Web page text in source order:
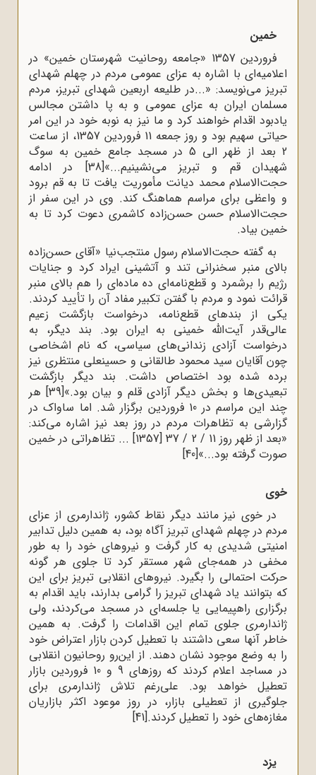
خمین
فروردین 1357 «جامعه روحانیت شهرستان خمین» در
اعلامیه‌ای با اشاره به عزای عمومی مردم در چهلم شهدای
تبریز می‌نویسد: «...در طلیعه اربعین شهدای تبریز، مردم
مسلمان ایران به عزای عمومی و به پا داشتن مجالس
یادبود اقدام خواهند کرد و ما نیز به نوبه خود در این امر
حیاتی سهیم بود و روز جمعه 11 فروردین 1357، از ساعت
2 بعد از ظهر الی 5 در مسجد جامع خمین به سوگ
شهیدان قم و تبریز می‌نشینیم...»[38]
در ادامه
حجت‌الاسلام محمد دیانت مأموریت یافت تا به قم برود
و واعظی برای مراسم هماهنگ کند. وی در این سفر از
حجت‌الاسلام حسن حسن‌زاده کاشمری دعوت کرد تا به
خمین بیاد.
به گفته حجت‌الاسلام رسول منتجب‌نیا «آقاى حسن‌زاده
بالاى منبر سخنرانى تند و آتشینى ایراد کرد و جنایات
رژیم را برشمرد و قطع‌نامه‌اى ده ماده‌اى را هم بالاى منبر
قرائت نمود و مردم با گفتن تکبیر مفاد آن را تأیید کردند.
یکى از بندهاى قطع‌نامه، درخواست بازگشت زعیم
عالى‌قدر آیت‌الله خمینى به ایران بود. بند دیگر، به
‌درخواست آزادى زندانى‌هاى سیاسى، که نام اشخاصى
چون آقایان سید محمود طالقانى و حسینعلى منتظرى نیز
برده شده بود اختصاص داشت. بند دیگر بازگشت
تبعیدى‌ها و بخش دیگر آزادى قلم و بیان بود.»[39]
هر
چند این مراسم در 10 فروردین برگزار شد. اما ساواک در
گزارشی به تظاهرات مردم در روز بعد نیز اشاره می‌کند:
«بعد از ظهر روز 11 / 2 / 37 [1357] ... تظاهراتی در خمین
صورت گرفته بود...»[40]
خوی
در خوی نیز مانند دیگر نقاط کشور، ژاندارمری از عزای
مردم در چهلم شهدای تبریز آگاه بود، به همین دلیل تدابیر
امنیتی شدیدی به کار گرفت و نیروهای خود را به طور
مخفی در همه‌جای شهر مستقر کرد تا جلوی هر گونه
حرکت احتمالی را بگیرد. نیروهای انقلابی تبریز برای این
که بتوانند یاد شهدای تبریز را گرامی بدارند، باید اقدام به
برگزاری راهپیمایی یا جلسه‌ای در مسجد می‌کردند، ولی
ژاندارمری جلوی تمام این اقدامات را گرفت. به همین
خاطر آنها سعی داشتند با تعطیل کردن بازار اعتراض خود
را به وضع موجود نشان دهند. از این‌رو روحانیون انقلابی
در مساجد اعلام کردند که روزهای 9 و 10 فروردین بازار
تعطیل خواهد بود. علی‌رغم تلاش ژاندارمری برای
جلوگیری از تعطیلی بازار، در روز موعود اکثر بازاریان
مغازه‌های خود را تعطیل کردند.[41]
یزد